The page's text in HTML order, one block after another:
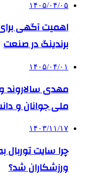
۱۴۰۵/۰۴/۰۵
اهمیت آگهی
برندینگ در صنعت
۱۴۰۵/۰۴/۰۱
مهدی سالاروند
ملی جوانان و
۱۴۰۳/۱۱/۱۷
چرا سایت توربال
ورزشکاران شد؟